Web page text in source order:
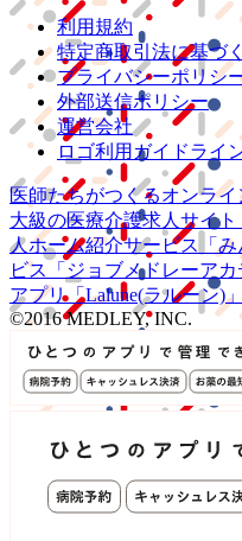
利用規約
特定商取引法に基づ
プライバシーポリシ
外部送信ポリシー
運営会社
ロゴ利用ガイドライ
医師たちがつくるオンラ
大級の医療介護求人サイト
人ホーム紹介サービス
「
ビス
「ジョブメドレーアカ
アプリ「Lalune(ラルーン)」
©2016 MEDLEY, INC.